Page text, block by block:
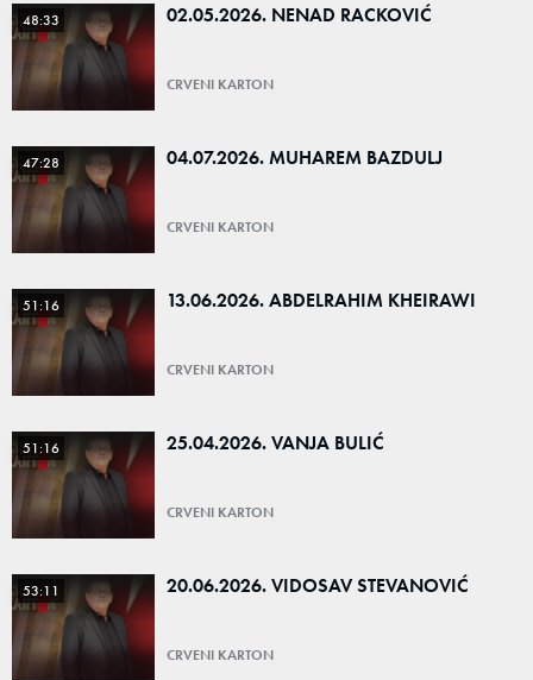
48:33 02.05.2026. NENAD RACKOVIĆ
CRVENI KARTON
47:28 04.07.2026. MUHAREM BAZDULJ
CRVENI KARTON
51:16 13.06.2026. ABDELRAHIM KHEIRAWI
CRVENI KARTON
51:16 25.04.2026. VANJA BULIĆ
CRVENI KARTON
53:11 20.06.2026. VIDOSAV STEVANOVIĆ
CRVENI KARTON